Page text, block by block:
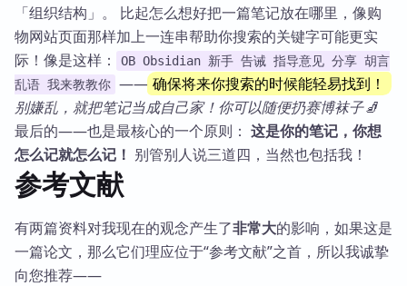
「组织结构」。 比起怎么想好把一篇笔记放在哪里，像购
物网站页面那样加上一连串帮助你搜索的关键字可能更实
际！像是这样：
OB Obsidian 新手 告诫 指导意见 分享 胡言
乱语 我来教教你 —— 确保将来你搜索的时候能轻易找到！
别嫌乱，就把笔记当成自己家！你可以随便扔赛博袜子🧦
最后的——也是最核心的一个原则： 这是你的笔记，你想
怎么记就怎么记！ 别管别人说三道四，当然也包括我！
参考文献
有两篇资料对我现在的观念产生了非常大的影响，如果这是
一篇论文，那么它们理应位于“参考文献”之首，所以我诚挚
向您推荐——